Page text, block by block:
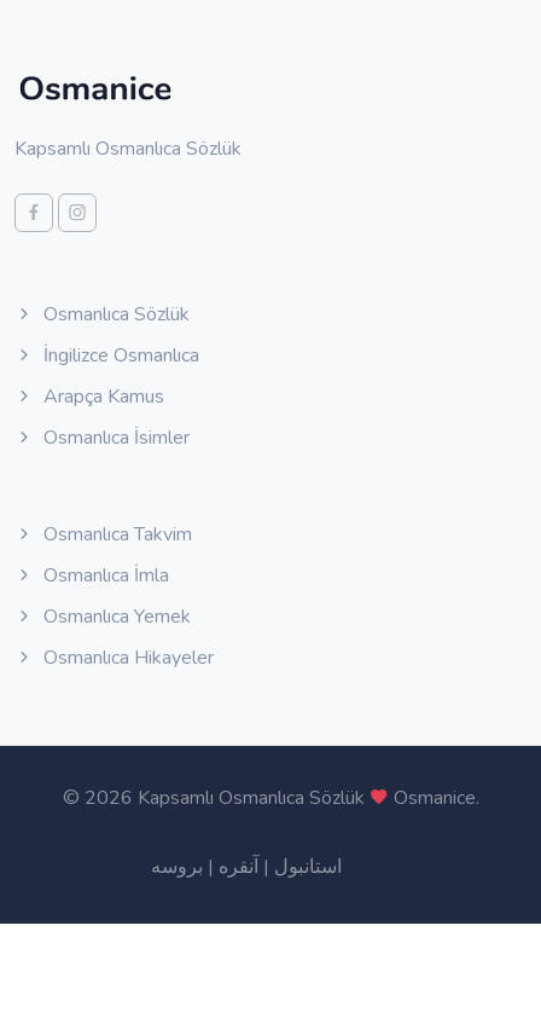
Kapsamlı Osmanlıca Sözlük
Osmanlıca Sözlük
İngilizce Osmanlıca
Arapça Kamus
Osmanlıca İsimler
Osmanlıca Takvim
Osmanlıca İmla
Osmanlıca Yemek
Osmanlıca Hikayeler
© 2026 Kapsamlı Osmanlıca Sözlük Osmanice.
استانبول | آنقره | بروسه